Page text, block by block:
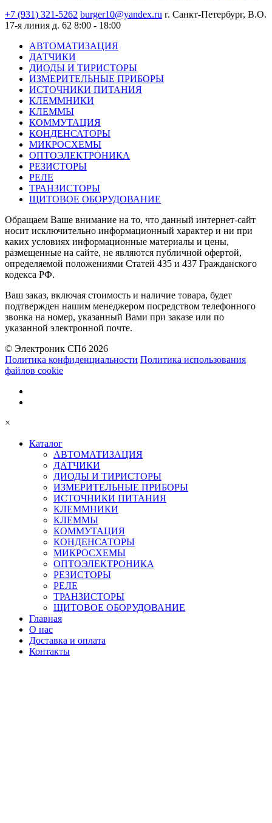
+7 (931) 321-5262 burger10@yandex.ru г. Санкт-Петербург, В.О.
17-я линия д. 62 8:00 - 18:00
АВТОМАТИЗАЦИЯ
ДАТЧИКИ
ДИОДЫ И ТИРИСТОРЫ
ИЗМЕРИТЕЛЬНЫЕ ПРИБОРЫ
ИСТОЧНИКИ ПИТАНИЯ
КЛЕММНИКИ
КЛЕММЫ
КОММУТАЦИЯ
КОНДЕНСАТОРЫ
МИКРОСХЕМЫ
ОПТОЭЛЕКТРОНИКА
РЕЗИСТОРЫ
РЕЛЕ
ТРАНЗИСТОРЫ
ЩИТОВОЕ ОБОРУДОВАНИЕ
Обращаем Ваше внимание на то, что данный интернет-сайт
носит исключительно информационный характер и ни при
каких условиях информационные материалы и цены,
размещенные на сайте, не являются публичной офертой,
определяемой положениями Статей 435 и 437 Гражданского
кодекса РФ.
Ваш заказ, включая стоимость и наличие товара, будет
подтвержден нашим менеджером посредством телефонного
звонка на номер, указанный Вами при заказе или по
указанной электронной почте.
© Электроник СПб 2026
Политика конфиденциальности Политика использования
файлов cookie
×
Каталог
АВТОМАТИЗАЦИЯ
ДАТЧИКИ
ДИОДЫ И ТИРИСТОРЫ
ИЗМЕРИТЕЛЬНЫЕ ПРИБОРЫ
ИСТОЧНИКИ ПИТАНИЯ
КЛЕММНИКИ
КЛЕММЫ
КОММУТАЦИЯ
КОНДЕНСАТОРЫ
МИКРОСХЕМЫ
ОПТОЭЛЕКТРОНИКА
РЕЗИСТОРЫ
РЕЛЕ
ТРАНЗИСТОРЫ
ЩИТОВОЕ ОБОРУДОВАНИЕ
Главная
О нас
Доставка и оплата
Контакты